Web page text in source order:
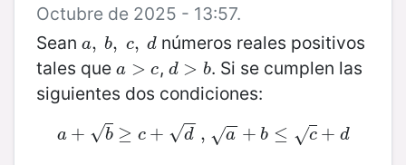
Octubre de 2025 - 13:57.
Sean a, b, c, d
a, b, c, d números reales positivos
tales que a > c
a >c , d > b
d >b
. Si se cumplen las
siguientes dos condiciones:
a + b
√ ≥ c + d
−
−
√ , a
−
−
√ + b ≤ c
√ + d
a+b≥ c+d , a+b ≤c+d